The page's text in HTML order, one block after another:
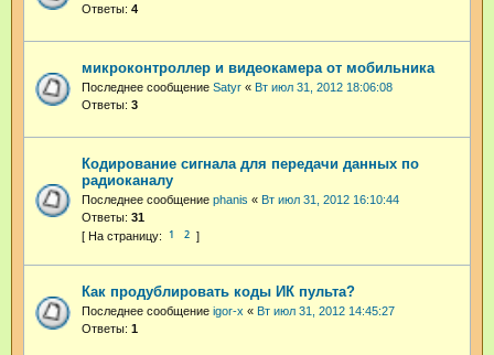
Ответы: 4
микроконтроллер и видеокамера от мобильника
Последнее сообщение Satyr « Вт июл 31, 2012 18:06:08
Ответы: 3
Кодирование сигнала для передачи данных по
радиоканалу
Последнее сообщение phanis « Вт июл 31, 2012 16:10:44
Ответы: 31
1 2
Как продублировать коды ИК пульта?
Последнее сообщение igor-x « Вт июл 31, 2012 14:45:27
Ответы: 1